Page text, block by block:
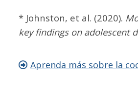
* Johnston, et al. (2020).
key findings on adolescent
Aprenda más sobre la